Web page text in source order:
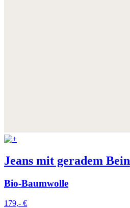
Jeans mit geradem Bein
Bio-Baumwolle
179,- €